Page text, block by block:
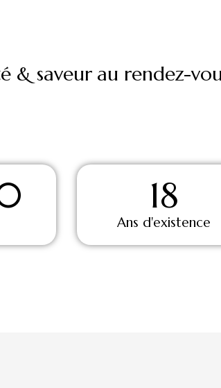
& saveur au rendez-
Ans d'existence
18